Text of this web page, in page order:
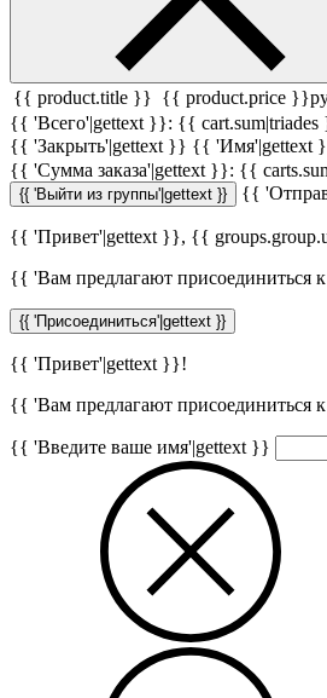
{{ product.title }} {{ product.price }}
{{ 'Всего'|gettext }}: {{
{{ 'Закрыть'|gettext }} {{ 'Имя'|gettext
{{ 'Cумма заказа'|gettext }}: {{
{{ 'Выйти из группы'|gettext }} {{
{{ 'Привет'|gettext }}, {{
{{ 'Вам предлагают присоединиться
{{ 'Присоединиться'|gettext }}
{{ 'Привет'|gettext }}!
{{ 'Вам предлагают присоединиться
{{ 'Введите ваше имя'|gettext }}